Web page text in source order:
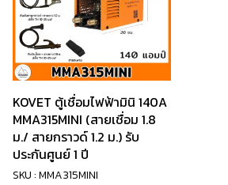
KOVET ตู้เชื่อมไฟฟ้ามินิ 140A
MMA315MINI (สายเชื่อม 1.8
ม./ สายกราวด์ 1.2 ม.) รับ
ประกันศูนย์ 1 ปี
SKU : MMA315MINI